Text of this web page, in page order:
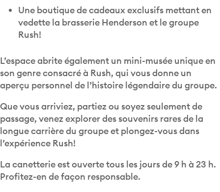
Une boutique de cadeaux exclusifs mettant en
vedette la brasserie Henderson et le groupe
Rush!
L’espace abrite également un mini-musée unique en
son genre consacré à Rush, qui vous donne un
aperçu personnel de l’histoire légendaire du groupe.
Que vous arriviez, partiez ou soyez seulement de
passage, venez explorer des souvenirs rares de la
longue carrière du groupe et plongez-vous dans
l’expérience Rush!
La canetterie est ouverte tous les jours de 9 h à 23 h.
Profitez-en de façon responsable.